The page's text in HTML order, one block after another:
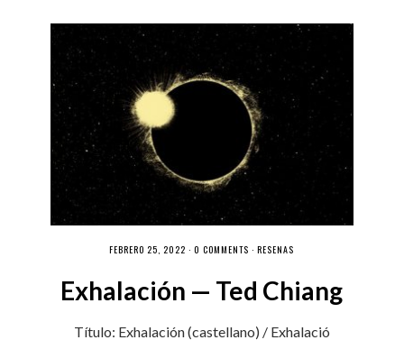
FEBRERO 25, 2022 ·0 COMMENTS ·RESEÑAS
Exhalación — Ted Chiang
Título: Exhalación (castellano) / Exhalació